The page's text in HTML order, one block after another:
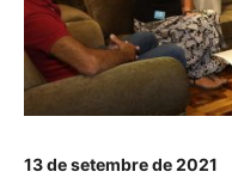
13 de setembre de 2021